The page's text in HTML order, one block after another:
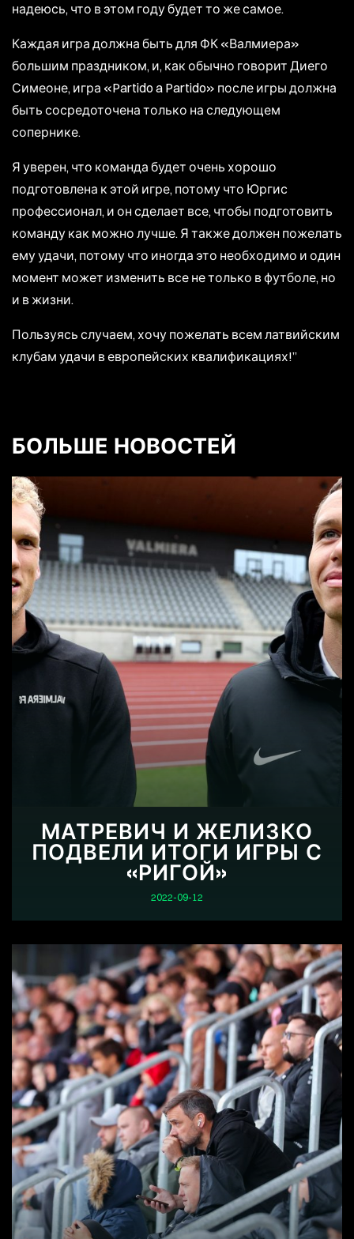
надеюсь, что в этом году будет то же самое.
Каждая игра должна быть для ФК «Валмиера»
большим праздником, и, как обычно говорит Диего
Симеоне, игра «Partido a Partido» после игры должна
быть сосредоточена только на следующем
сопернике.
Я уверен, что команда будет очень хорошо
подготовлена ​​к этой игре, потому что Юргис
профессионал, и он сделает все, чтобы подготовить
команду как можно лучше. Я также должен пожелать
ему удачи, потому что иногда это необходимо и один
момент может изменить все не только в футболе, но
и в жизни.
Пользуясь случаем, хочу пожелать всем латвийским
клубам удачи в европейских квалификациях!”
БОЛЬШЕ НОВОСТЕЙ
МАТРЕВИЧ И ЖЕЛИЗКО
ПОДВЕЛИ ИТОГИ ИГРЫ С
«РИГОЙ»
2022-09-12